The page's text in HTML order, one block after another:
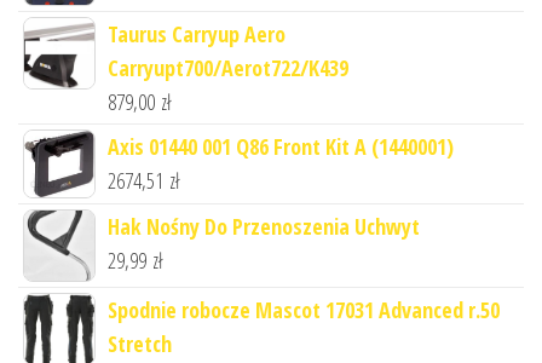
Taurus Carryup Aero
Carryupt700/Aerot722/K439
879,00 zł
Axis 01440 001 Q86 Front Kit A (1440001)
2674,51 zł
Hak Nośny Do Przenoszenia Uchwyt
29,99 zł
Spodnie robocze Mascot 17031 Advanced r.50
Stretch